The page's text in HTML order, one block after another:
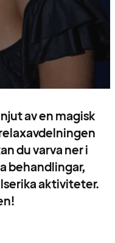
av en magisk
du varva ner i
behandlingar,
aktiviteter.